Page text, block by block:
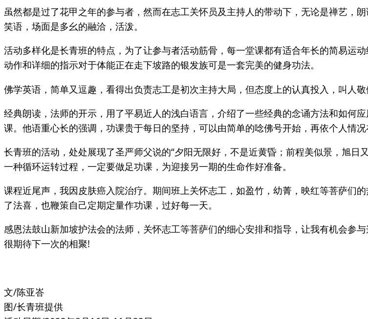
虽然都是过了花甲之年的参与者，然而在志工关怀员及主持人的带动下，无论是禅艺，
笑语，场面是多幺的融洽，活泼。
活动多样化是长青班的特点，为了让参与者活动筋骨，每一堂课都有适合年长的简易运
动作和详细的指示对于体能正在走下坡路的银发族可是一套完美的健身功法。
佛学英语，简单又逗趣，看得出负责志工是初次主持大局，但态度上的认真投入，叫人
经典朗读，法师的开示，用了平易近人的浅白语言，介绍了一些经典的念诵方法和如何
课。他语重心长的强调，功课贵于每日的坚持，可以由简单的唸佛号开始，再依个人情
长青班的活动，处处展现了圣严师父说的“夕阳无限好，不是近黄昏；前程美似景，旭
一种循环运转过程，一定要做足功课，为迎接另一期的生命作好准备。
课程近尾声，我因皮肤癌入院治疗。期间班上关怀志工，如盈竹，幼菁，映红等菩萨们
了法喜，也鞭策自己定期定量作功课，过好每一天。
感恩法鼓山新加坡护法会的法师，关怀志工等菩萨们的细心安排和指导，让我有机会参与
很期待下一次的相聚!
文/陈亚峇
图/长青班提供